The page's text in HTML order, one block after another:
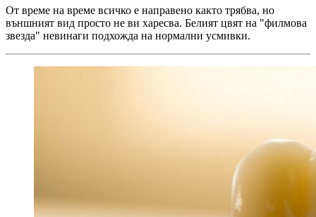
От време на време всичко е направено както трябва, но
външният вид просто не ви харесва. Белият цвят на "филмова
звезда" невинаги подхожда на нормални усмивки.